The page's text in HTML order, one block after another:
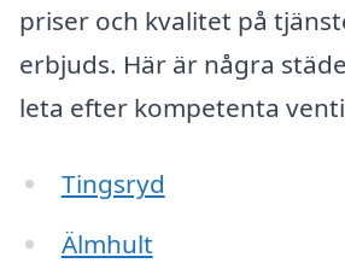
priser och kvalitet på
erbjuds. Här är några
leta efter kompetenta
Tingsryd
Älmhult